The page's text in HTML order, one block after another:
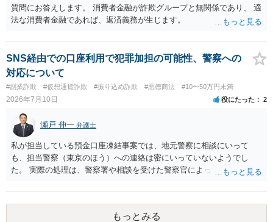
質問にお答えします。 消費者金融が詐欺グループと無関係であり、 適
法な消費者金融であれば、返済義務が生じます。
SNS経由での口座利用で犯罪加担の可能性、警察への
対応について
#副業詐欺 #仮想通貨詐欺 #振り込め詐欺 #悪徳商法 #10〜50万円未満
2026年7月10日 役にたった 2
瀬戸 伸一 弁護士
私が担当している預金口座凍結事案では、地元警察に相談にいって
も、担当警察（東京のほう）への連絡は密にいっていないようでし
た。 実際の処理は、警察署や相談を受けた警察官によってだいぶ変わ
いて弁護士に依頼を検討されてください。
もっとみる